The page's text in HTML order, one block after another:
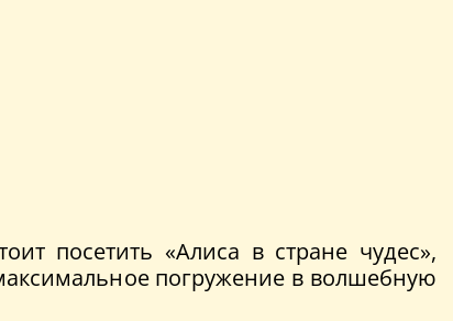
посетить «Алиса в стране чудес»,
погружение в волшебную